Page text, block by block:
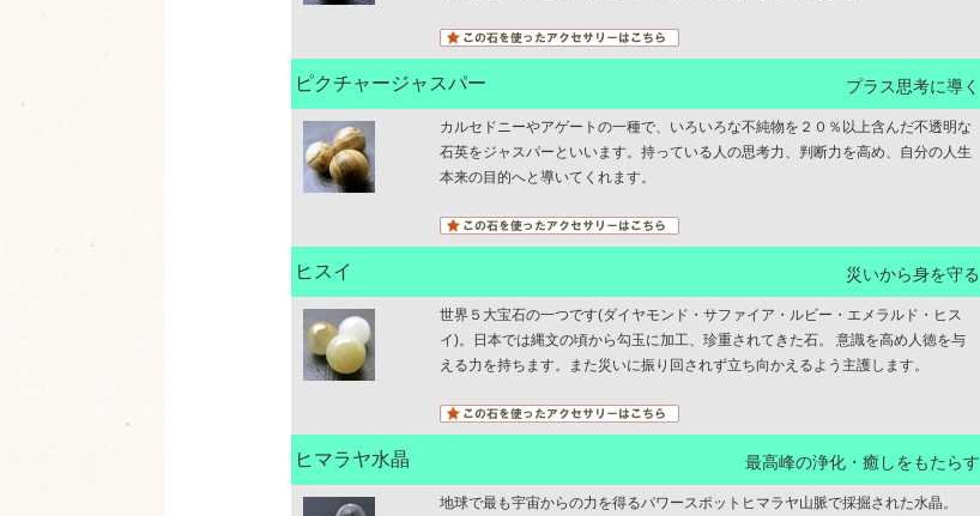
ピクチャージャスパー プラス思考に導く
カルセドニーやアゲートの一種で、いろいろな不純物を２０％以上含んだ不透明な
石英をジャスパーといいます。持っている人の思考力、判断力を高め、自分の人生
本来の目的へと導いてくれます。
ヒスイ 災いから身を守る
世界５大宝石の一つです(ダイヤモンド・サファイア・ルビー・エメラルド・ヒス
イ)。日本では縄文の頃から勾玉に加工、珍重されてきた石。 意識を高め人徳を与
える力を持ちます。また災いに振り回されず立ち向かえるよう主護します。
ヒマラヤ水晶 最高峰の浄化・癒しをもたらす
地球で最も宇宙からの力を得るパワースポットヒマラヤ山脈で採掘された水晶。